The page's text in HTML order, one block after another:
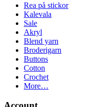
Rea på stickor
Kalevala
Sale
Akryl
Blend yarn
Broderigarn
Buttons
Cotton
Crochet
More…